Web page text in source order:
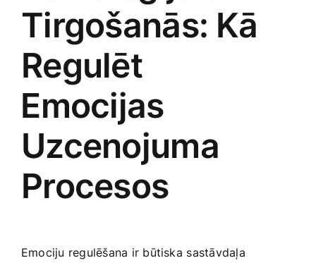
Tirgošanās: Kā
‍Regulēt
⁣Emocijas
Uzcenojuma
Procesos
Emociju regulēšana ir būtiska ⁣sastāvdaļa